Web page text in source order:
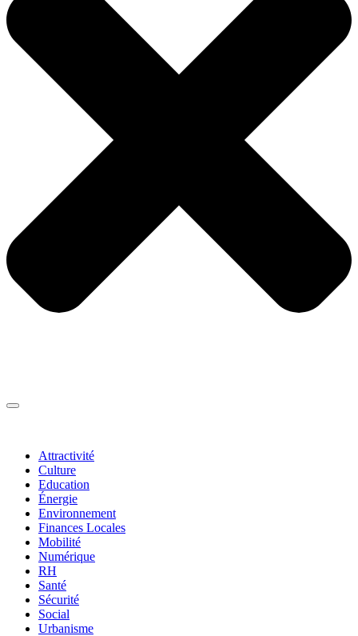
Attractivité
Culture
Education
Énergie
Environnement
Finances Locales
Mobilité
Numérique
RH
Santé
Sécurité
Social
Urbanisme